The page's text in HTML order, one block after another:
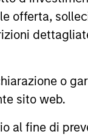
offerta,
o
sito web.
al fine di
sito web sopra
Form),
gli
statuto e
Paese del